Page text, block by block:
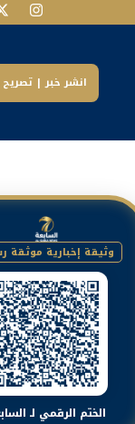
انشر خبر |
وثيقة إخبارية موثقة
الختم الرقمي لـ